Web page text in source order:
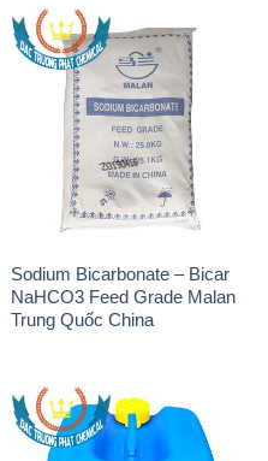
Sodium Bicarbonate – Bicar
NaHCO3 Feed Grade Malan
Trung Quốc China